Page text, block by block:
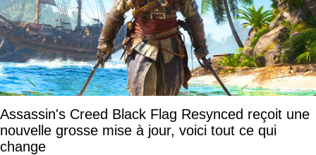
Assassin's Creed Black Flag Resynced reçoit une
nouvelle grosse mise à jour, voici tout ce qui
change